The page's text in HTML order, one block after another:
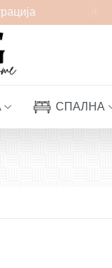
1000 денари
СПАЛНА